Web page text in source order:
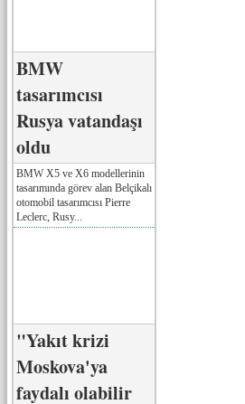
BMW
tasarımcısı
Rusya vatandaşı
oldu
BMW X5 ve X6 modellerinin
tasarımında görev alan Belçikalı
otomobil tasarımcısı Pierre
Leclerc, Rusy...
"Yakıt krizi
Moskova'ya
faydalı olabilir